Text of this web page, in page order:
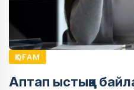
ҚОҒАМ
Аптап ыстыққа